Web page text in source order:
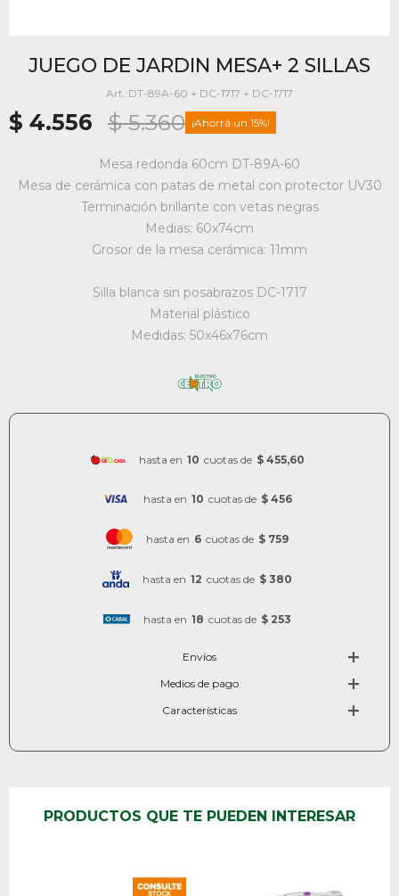
JUEGO DE JARDIN MESA+ 2 SILLAS
DT-89A-60 + DC-1717 + DC-1717
$ 4.556 $ 5.360 15
Mesa redonda 60cm DT-89A-60
Mesa de cerámica con patas de metal con protector UV30
Terminación brillante con vetas negras
Medias: 60x74cm
Grosor de la mesa cerámica: 11mm
Silla blanca sin posabrazos DC-1717
Material plástico
Medidas: 50x46x76cm
hasta en 10 cuotas de $ 455,60
hasta en 10 cuotas de $ 456
hasta en 6 cuotas de $ 759
hasta en 12 cuotas de $ 380
hasta en 18 cuotas de $ 253
Envíos
Medios de pago
Características
PRODUCTOS QUE TE PUEDEN INTERESAR